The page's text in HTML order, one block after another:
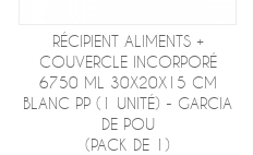
RÉCIPIENT ALIMENTS +
COUVERCLE INCORPORÉ
6750 ML 30X20X15 CM
BLANC PP (1 UNITÉ) - GARCIA
DE POU
(PACK DE 1)